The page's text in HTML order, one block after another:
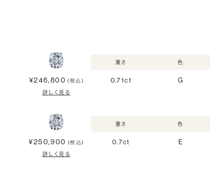
¥246,800 (税込)
詳しく見る
重さ
0.71ct
色
G
¥250,900 (税込)
詳しく見る
重さ
0.7ct
色
E